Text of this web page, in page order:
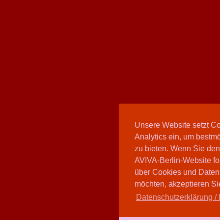
Unsere Website setzt
Analytics ein, um
zu bieten. Wenn Sie
AVIVA-Berlin-Website
über Cookies und
möchten, akzeptieren
Datenschutzerklärung /